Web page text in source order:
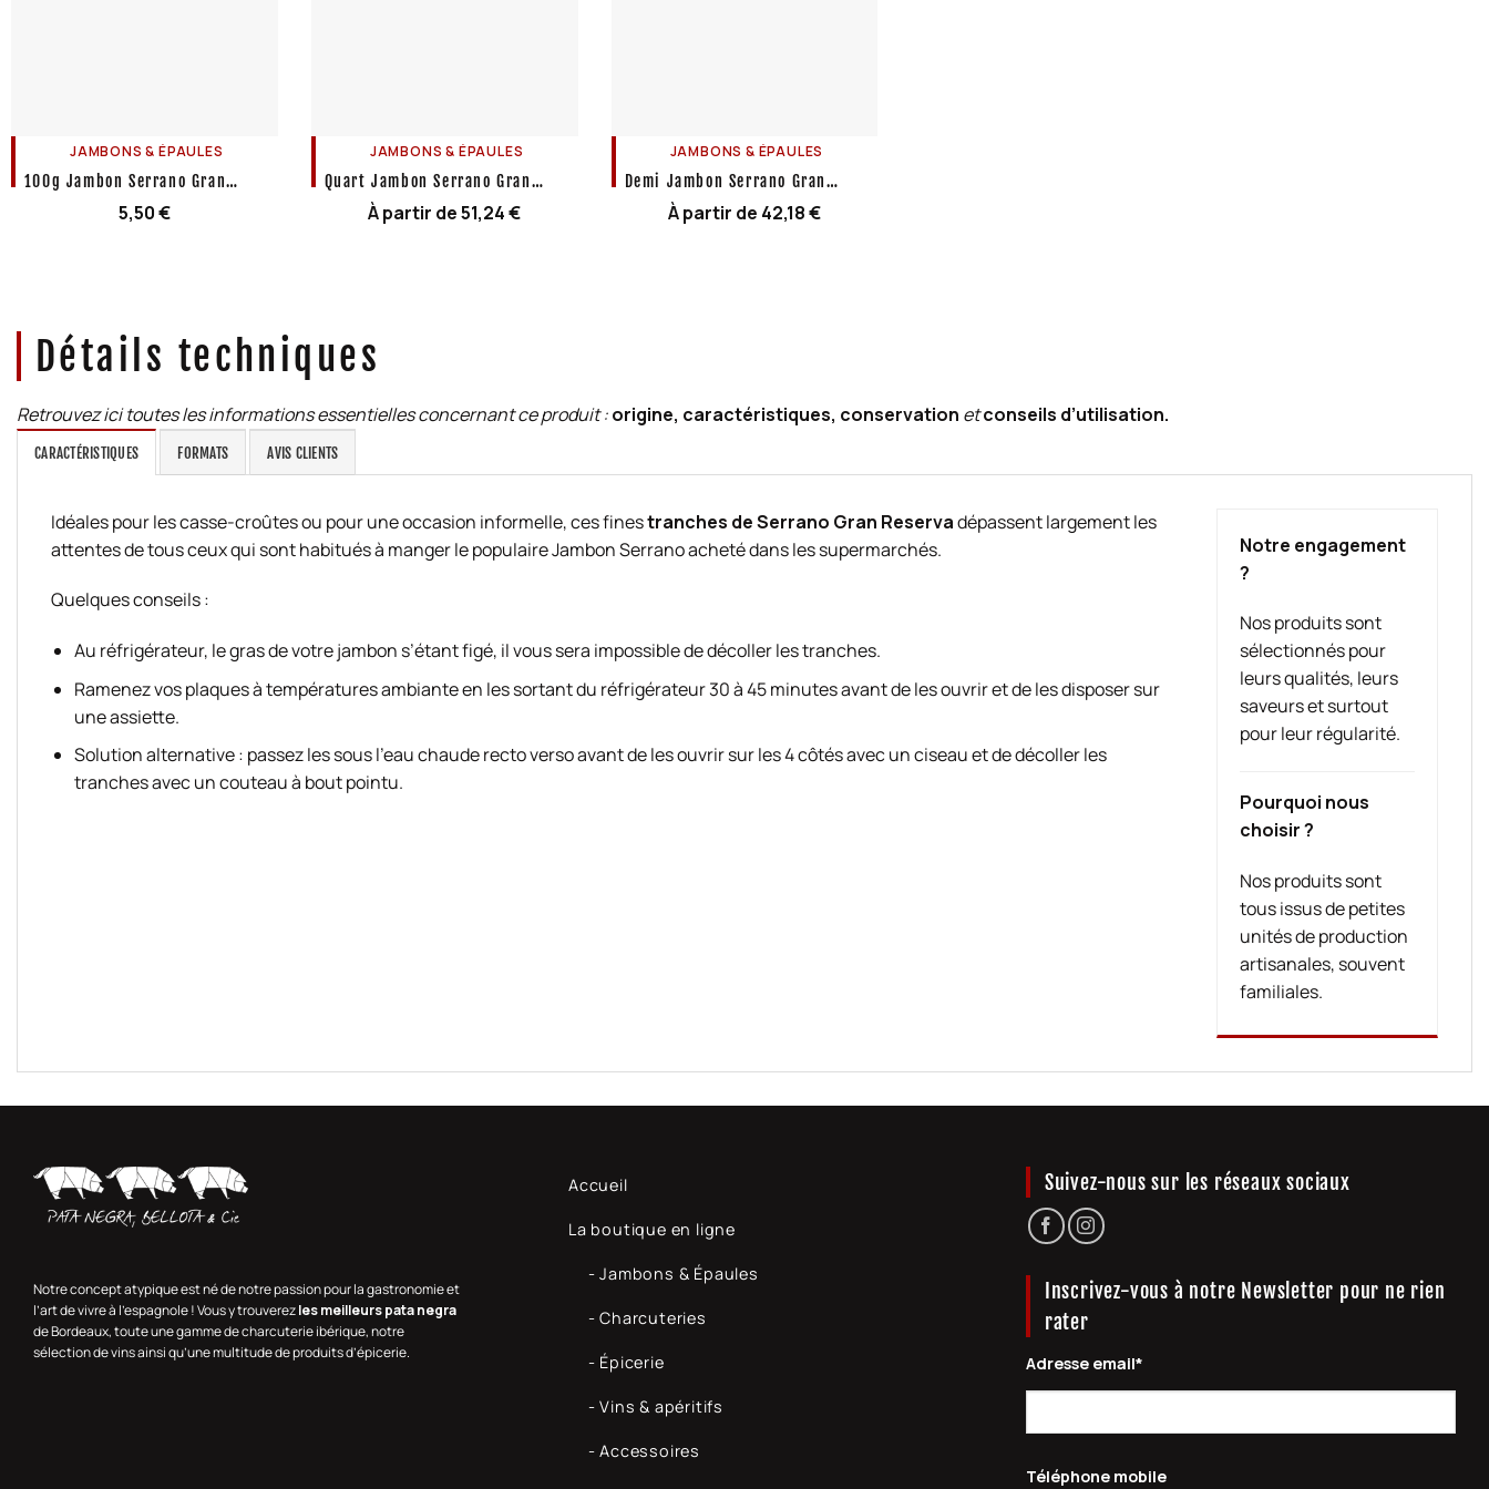
JAMBONS & ÉPAULES
100g Jambon Serrano Gran
5,50€
JAMBONS & ÉPAULES
Quart Jambon Serrano Gran
Reserva
À partir de51,24€
JAMBONS & ÉPAULES
Demi Jambon Serrano Gran
Reserva
À partir de 42,18€
Détails techniques
Retrouvez ici toutes les informations essentielles concernant ce produit :origine, caractéristiques, conservation etconseils d’utilisation.
CARACTÉRISTIQUES FORMATS AVIS CLIENTS
Notre engagement
?
Nos produits sont
sélectionnés pour
leurs qualités, leurs
saveurs et surtout
pour leur régularité.
Pourquoi nous
choisir ?
Nos produits sont
tous issus de petites
unités de production
artisanales, souvent
familiales.
Idéales pour les casse-croûtes ou pour une occasion informelle, ces finestranches de Serrano Gran Reservadépassent largement les
attentes de tous ceux qui sont habitués à manger le populaire Jambon Serrano acheté dans les supermarchés.
Quelques conseils :
Au réfrigérateur, le gras de votre jambon s’étant figé, il vous sera impossible de décoller les tranches.
Ramenez vos plaques à températures ambiante en les sortant du réfrigérateur 30 à 45 minutes avant de les ouvrir et de les disposer sur
une assiette.
Solution alternative : passez les sous l’eau chaude recto verso avant de les ouvrir sur les 4 côtés avec un ciseau et de décoller les
tranches avec un couteau à bout pointu.
Notre concept atypique est né de notre passion pour la gastronomie et
l’art de vivre à l’espagnole ! Vous y trouverezles meilleurs pata negra
de Bordeaux, toute une gamme de charcuterie ibérique, notre
sélection de vins ainsi qu’une multitude de produits d’épicerie.
Accueil
La boutique en ligne
- Jambons & Épaules
- Charcuteries
- Épicerie
- Vins & apéritifs
- Accessoires
Suivez-nous sur les réseaux sociaux
Inscrivez-vous à notre Newsletter pour ne rien
rater
Adresse email*
Téléphone mobile